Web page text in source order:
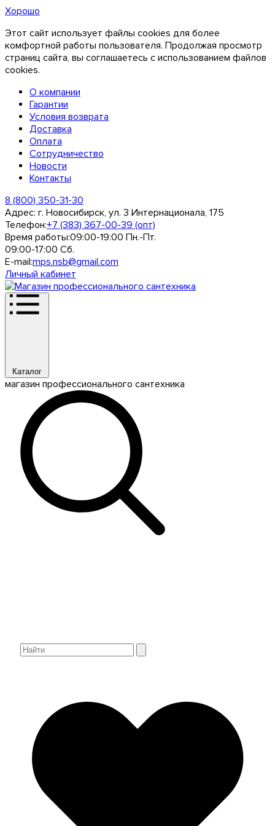
Хорошо
Этот сайт использует файлы cookies для более
комфортной работы пользователя. Продолжая просмотр
страниц сайта, вы соглашаетесь с использованием файлов
cookies.
О компании
Гарантии
Условия возврата
Доставка
Оплата
Сотрудничество
Новости
Контакты
8 (800) 350-31-30
Адрес: г. Новосибирск, ул. 3 Интернационала, 175
Телефон:+7 (383) 367-00-39 (опт)
Время работы:09:00-19:00 Пн.-Пт.
09:00-17:00 Сб.
E-mail:mps.nsb@gmail.com
Личный кабинет
Каталог
магазин профессионального сантехника